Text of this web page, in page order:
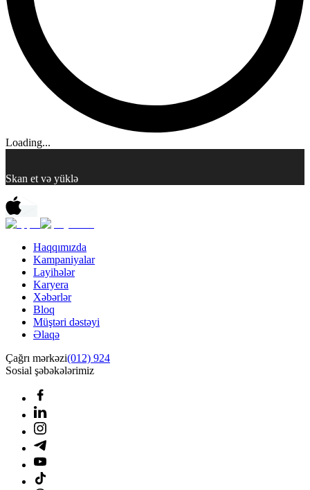
Loading...
Skan et və yüklə
Haqqımızda
Kampaniyalar
Layihələr
Karyera
Xəbərlər
Bloq
Müştəri dəstəyi
Əlaqə
Çağrı mərkəzi(012) 924
Sosial şəbəkələrimiz